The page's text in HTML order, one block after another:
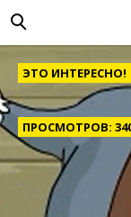
ЭТО ИНТЕРЕСНО!
ПРОСМОТРОВ: